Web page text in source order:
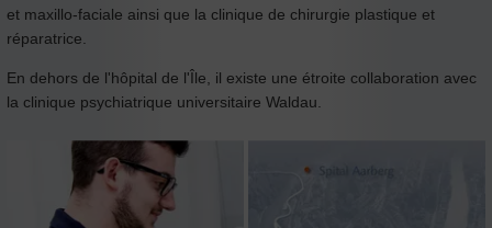
et maxillo-faciale ainsi que la clinique de chirurgie plastique et
réparatrice.
En dehors de l'hôpital de l'Île, il existe une étroite collaboration avec
la clinique psychiatrique universitaire Waldau.